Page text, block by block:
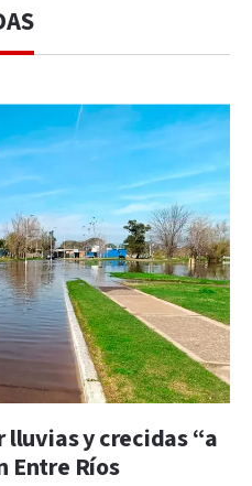
lluvias y crecidas “a
Entre Ríos